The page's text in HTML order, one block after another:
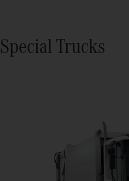
Special Trucks